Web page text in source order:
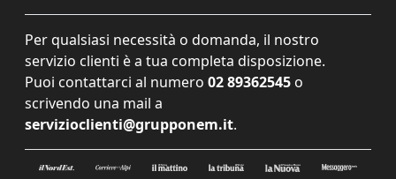
Per qualsiasi necessità o domanda, il nostro
servizio clienti è a tua completa disposizione.
Puoi contattarci al numero 02 89362545 o
scrivendo una mail a
servizioclienti@grupponem.it.